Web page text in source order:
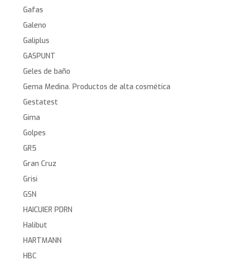
Gafas
Galeno
Galiplus
GASPUNT
Geles de baño
Gema Medina. Productos de alta cosmética
Gestatest
Gima
Golpes
GR5
Gran Cruz
Grisi
GSN
HAICUIER PDRN
Halibut
HARTMANN
HBC